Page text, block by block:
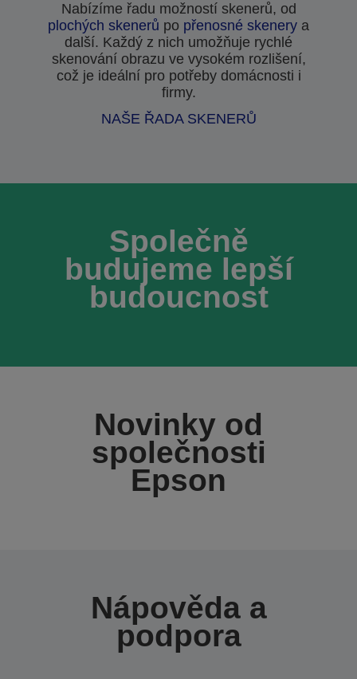
Nabízíme řadu možností skenerů, od
plochých skenerů po přenosné skenery a
další. Každý z nich umožňuje rychlé
skenování obrazu ve vysokém rozlišení,
což je ideální pro potřeby domácnosti i
firmy.
NAŠE ŘADA SKENERŮ
Společně
budujeme lepší
budoucnost
Novinky od
společnosti
Epson
Nápověda a
podpora